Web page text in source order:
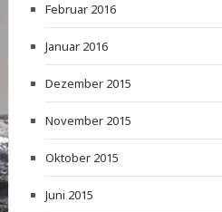
Februar 2016
Januar 2016
Dezember 2015
November 2015
Oktober 2015
Juni 2015